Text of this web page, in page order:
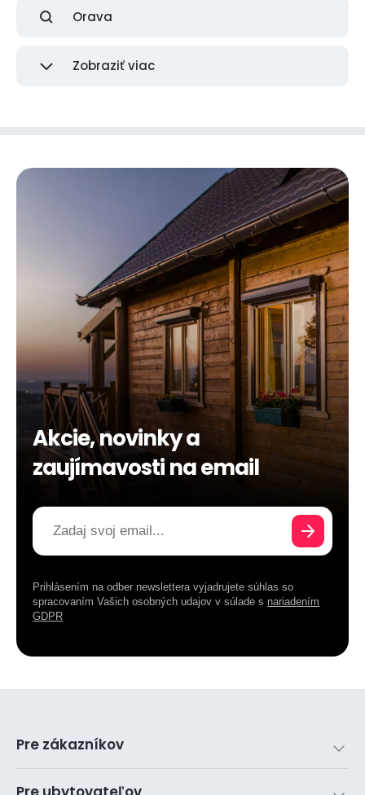
Orava
Zobraziť viac
Akcie, novinky a
zaujímavosti na email
Prihlásením na odber newslettera vyjadrujete súhlas so
spracovaním Vašich osobných udajov v súlade s nariadením
GDPR
Pre zákazníkov